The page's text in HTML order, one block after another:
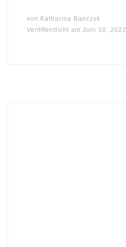
von Katharina Banczyk
Veröffentlicht am Juni 10, 2022